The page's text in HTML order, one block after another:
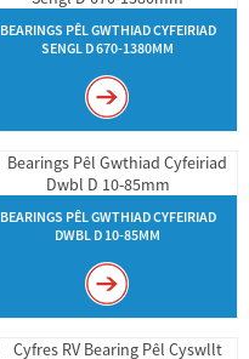
BEARINGS PÊL GWTHIAD CYFEIRIAD
SENGL D 670-1380MM
BEARINGS PÊL GWTHIAD CYFEIRIAD
DWBL D 10-85MM